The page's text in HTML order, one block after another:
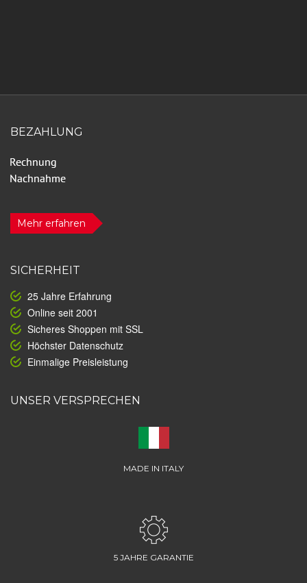
BEZAHLUNG
Mehr erfahren
SICHERHEIT
25 Jahre Erfahrung
Online seit 2001
Sicheres Shoppen mit SSL
Höchster Datenschutz
Einmalige Preisleistung
UNSER VERSPRECHEN
MADE IN ITALY
5 JAHRE GARANTIE